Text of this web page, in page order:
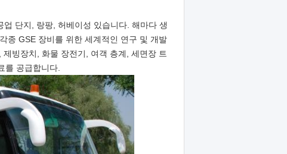
단지, 랑팡, 허베이성 있습니다. 해마다 생
종 GSE 장비를 위한 세계적인 연구 및 개발
빙장치, 화물 장전기, 여객 층계, 세면장 트
를 공급합니다.